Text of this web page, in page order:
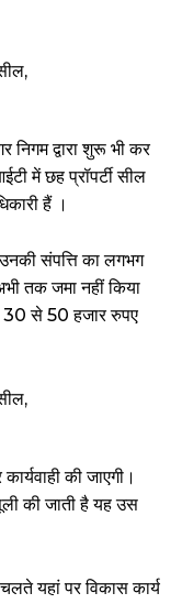
निगम द्वारा शुरू भी कर
में छह प्रॉपर्टी सील
हैं ।
संपत्ति का लगभग
तक जमा नहीं किया
30 से 50 हजार रुपए
की जाएगी।
की जाती है यह उस
यहां पर विकास कार्य